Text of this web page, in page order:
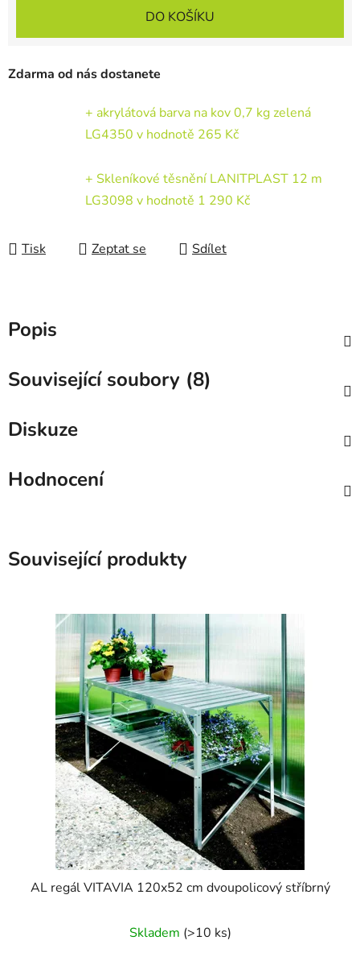
DO KOŠÍKU
Zdarma od nás dostanete
+ akrylátová barva na kov 0,7 kg zelená
LG4350 v hodnotě 265 Kč
+ Skleníkové těsnění LANITPLAST 12 m
LG3098 v hodnotě 1 290 Kč
Tisk Zeptat se Sdílet
Popis
Související soubory (8)
Diskuze
Hodnocení
Související produkty
AL regál VITAVIA 120x52 cm dvoupolicový stříbrný
Skladem (>10 ks)